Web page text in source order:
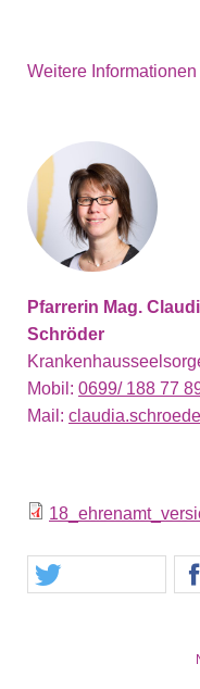
Weitere Informationen
Pfarrerin Mag.
Schröder
Mobil: 0699/ 188 77
Mail: